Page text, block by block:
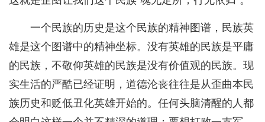
一个民族的历史是这个民族的精神图谱，民族英
雄是这个图谱中的精神坐标。没有英雄的民族是平庸
的民族，不敬仰英雄的民族是没有价值观的民族。现
实生活的严酷已经证明，道德沦丧往往是从歪曲本民
族历史和贬低丑化英雄开始的。任何头脑清醒的人都